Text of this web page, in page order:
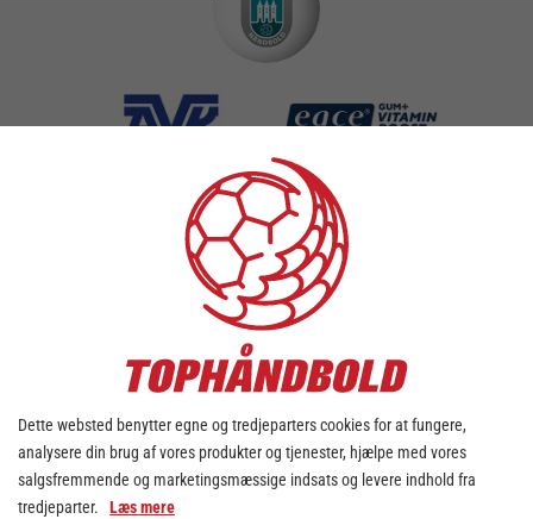
TILFØJ KAMPE TIL DIN KALENDER
DOWNLOAD KALENDER
søndag - 12. april
Dette websted benytter egne og tredjeparters cookies for at fungere,
analysere din brug af vores produkter og tjenester, hjælpe med vores
salgsfremmende og marketingsmæssige indsats og levere indhold fra
tredjeparter. Læs mere